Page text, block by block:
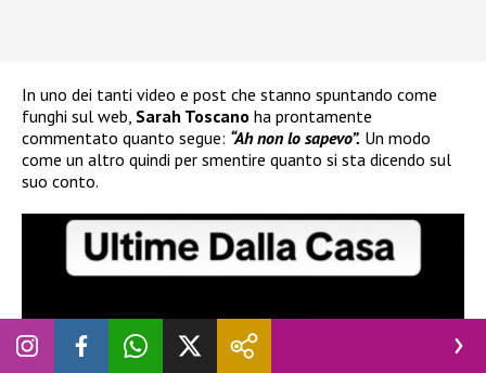
In uno dei tanti video e post che stanno spuntando come
funghi sul web, Sarah Toscano ha prontamente
commentato quanto segue: “Ah non lo sapevo”. Un modo
come un altro quindi per smentire quanto si sta dicendo sul
suo conto.